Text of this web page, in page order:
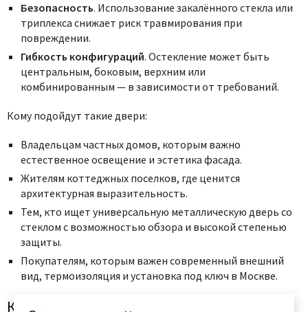
Безопасность. Использование закалённого стекла или
триплекса снижает риск травмирования при
повреждении.
Гибкость конфигураций. Остекление может быть
центральным, боковым, верхним или
комбинированным — в зависимости от требований.
Кому подойдут такие двери:
Владельцам частных домов, которым важно
естественное освещение и эстетика фасада.
Жителям коттеджных поселков, где ценится
архитектурная выразительность.
Тем, кто ищет универсальную металлическую дверь со
стеклом с возможностью обзора и высокой степенью
защиты.
Покупателям, которым важен современный внешний
вид, термоизоляция и установка под ключ в Москве.
Как выбрать остеклённую дверь